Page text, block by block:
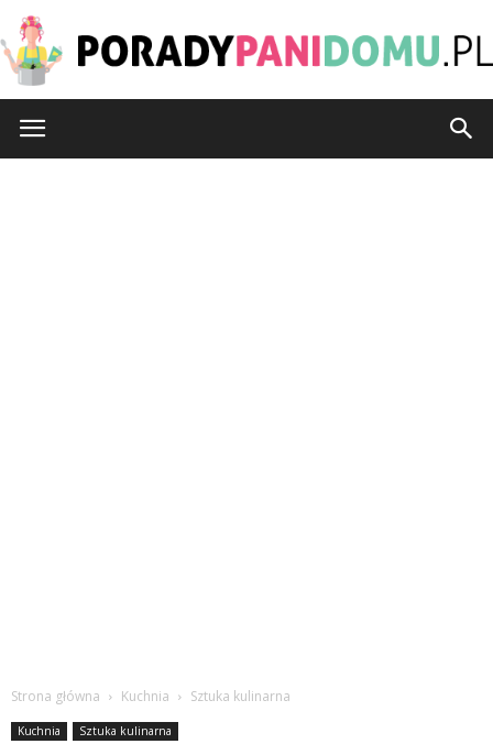
Strona główna Kuchnia Sztuka kulinarna
Kuchnia Sztuka kulinarna